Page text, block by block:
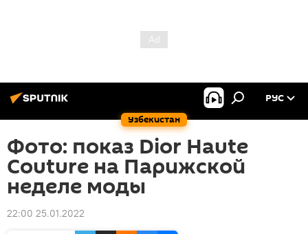
Узбекистан
РУС
Фото: показ Dior Haute
Couture на Парижской
неделе моды
22:00 25.01.2022